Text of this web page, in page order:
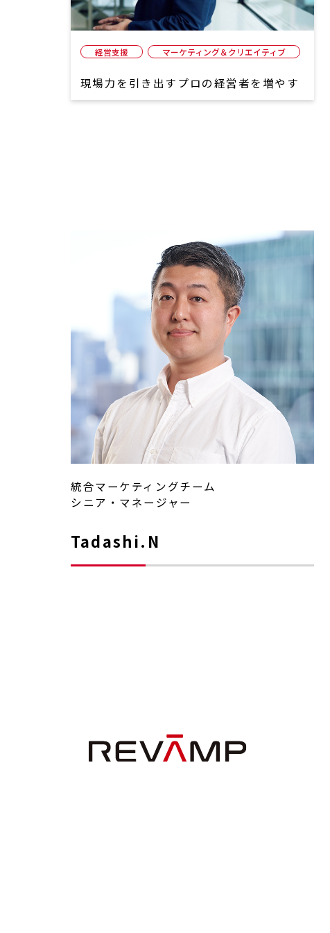
経営支援 マーケティング＆クリエイティブ
現場力を引き出すプロの経営者を増やす
統合マーケティングチーム
シニア・マネージャー
Tadashi.N